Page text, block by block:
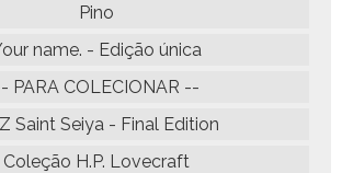
Pino
name. - Edição única
PARA COLECIONAR --
Saint Seiya - Final Edition
Coleção H.P. Lovecraft